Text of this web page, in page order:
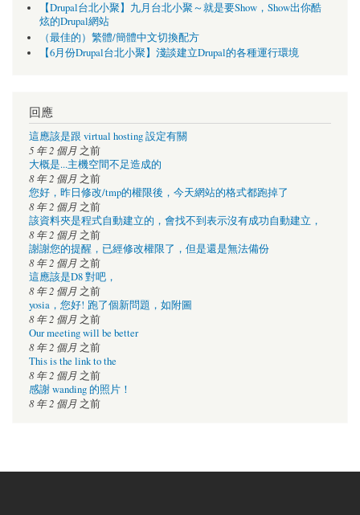
【Drupal台北小聚】九月台北小聚～就是要Show，Show出你酷
炫的Drupal網站
（最佳的）繁體/簡體中文切換配方
【6月份Drupal台北小聚】淺談建立Drupal的各種運行環境
回應
這應該是跟 virtual hosting 設定有關
5 年 2 個月 之前
大概是...主機空間不足造成的
8 年 2 個月 之前
您好，昨日修改/tmp的權限後，今天網站的格式都跑掉了
8 年 2 個月 之前
該資料夾是程式自動建立的，會找不到表示沒有成功自動建立，
8 年 2 個月 之前
謝謝您的提醒，已經修改權限了，但是還是無法備份
8 年 2 個月 之前
這應該是D8 對吧，
8 年 2 個月 之前
yosia，您好! 跑了個新問題，如附圖
8 年 2 個月 之前
Our meeting will be better
8 年 2 個月 之前
This is the link to the
8 年 2 個月 之前
感謝 wanding 的照片！
8 年 2 個月 之前